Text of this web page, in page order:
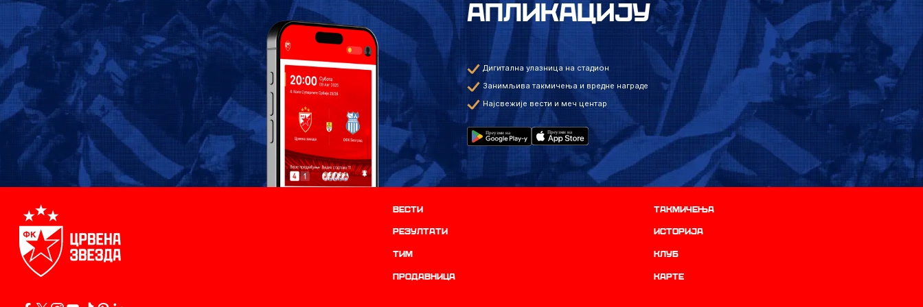
АПЛИКАЦИЈУ
Дигитална улазница на стадион
Занимљива такмичења и вредне награде
Најсвежије вести и меч центар
Вести Такмичења
резултати историја
ТИМ Клуб
продавница Карте